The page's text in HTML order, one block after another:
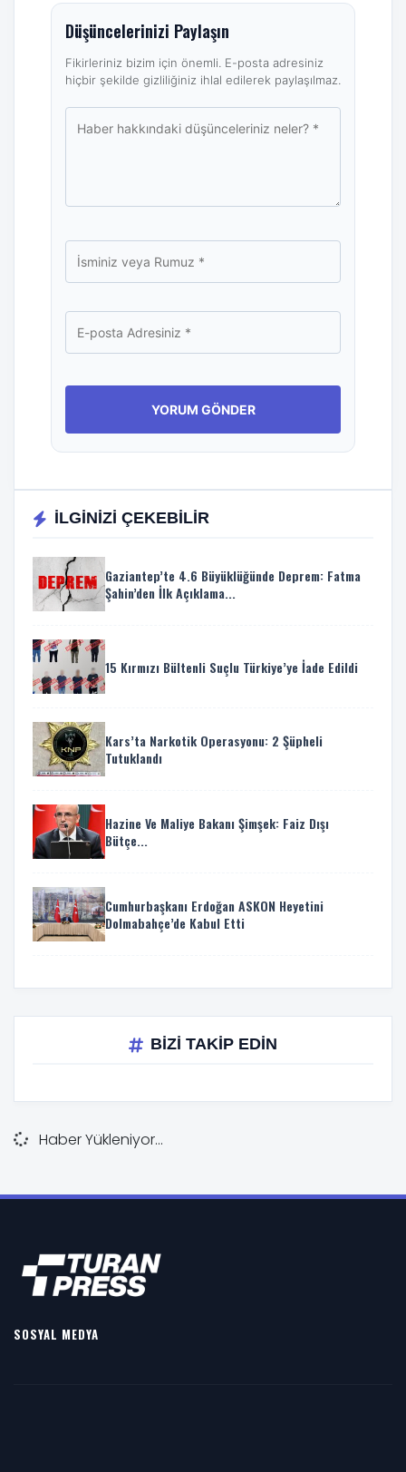
Düşüncelerinizi Paylaşın
Fikirleriniz bizim için önemli. E-posta adresiniz
hiçbir şekilde gizliliğiniz ihlal edilerek paylaşılmaz.
İLGİNİZİ ÇEKEBİLİR
Gaziantep’te 4.6 Büyüklüğünde Deprem: Fatma
Şahin’den İlk Açıklama...
15 Kırmızı Bültenli Suçlu Türkiye’ye İade Edildi
Kars’ta Narkotik Operasyonu: 2 Şüpheli
Tutuklandı
Hazine Ve Maliye Bakanı Şimşek: Faiz Dışı
Bütçe...
Cumhurbaşkanı Erdoğan ASKON Heyetini
Dolmabahçe’de Kabul Etti
BİZİ TAKİP EDİN
Haber Yükleniyor...
SOSYAL MEDYA